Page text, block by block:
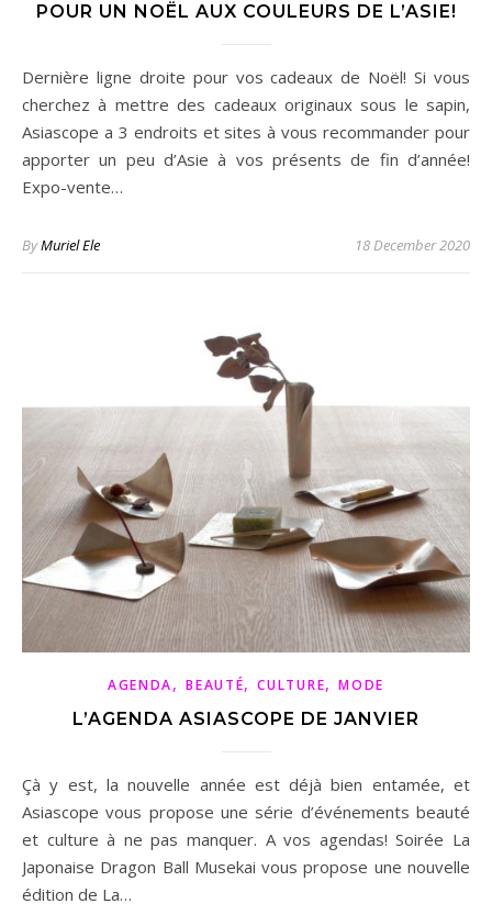
POUR UN NOËL AUX COULEURS DE L’ASIE!
Dernière ligne droite pour vos cadeaux de Noël! Si vous
cherchez à mettre des cadeaux originaux sous le sapin,
Asiascope a 3 endroits et sites à vous recommander pour
apporter un peu d’Asie à vos présents de fin d’année!
Expo-vente…
ByMuriel Ele 18 December 2020
AGENDA,BEAUTÉ,CULTURE,MODE
L’AGENDA ASIASCOPE DE JANVIER
Çà y est, la nouvelle année est déjà bien entamée, et
Asiascope vous propose une série d’événements beauté
et culture à ne pas manquer. A vos agendas! Soirée La
Japonaise Dragon Ball Musekai vous propose une nouvelle
édition de La…